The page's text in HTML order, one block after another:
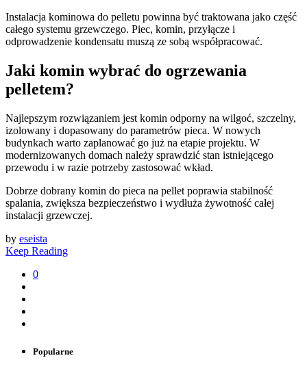
Instalacja kominowa do pelletu powinna być traktowana jako część
całego systemu grzewczego. Piec, komin, przyłącze i
odprowadzenie kondensatu muszą ze sobą współpracować.
Jaki komin wybrać do ogrzewania
pelletem?
Najlepszym rozwiązaniem jest komin odporny na wilgoć, szczelny,
izolowany i dopasowany do parametrów pieca. W nowych
budynkach warto zaplanować go już na etapie projektu. W
modernizowanych domach należy sprawdzić stan istniejącego
przewodu i w razie potrzeby zastosować wkład.
Dobrze dobrany komin do pieca na pellet poprawia stabilność
spalania, zwiększa bezpieczeństwo i wydłuża żywotność całej
instalacji grzewczej.
by eseista
Keep Reading
0
Popularne